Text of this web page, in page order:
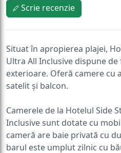
Scrie recenzie
Situat în apropierea plajei,
Ultra All Inclusive dispune
exterioare. Oferă camere cu
satelit și balcon.
Camerele de la Hotelul Side
Inclusive sunt dotate cu
cameră are baie privată cu
barul este umplut zilnic cu